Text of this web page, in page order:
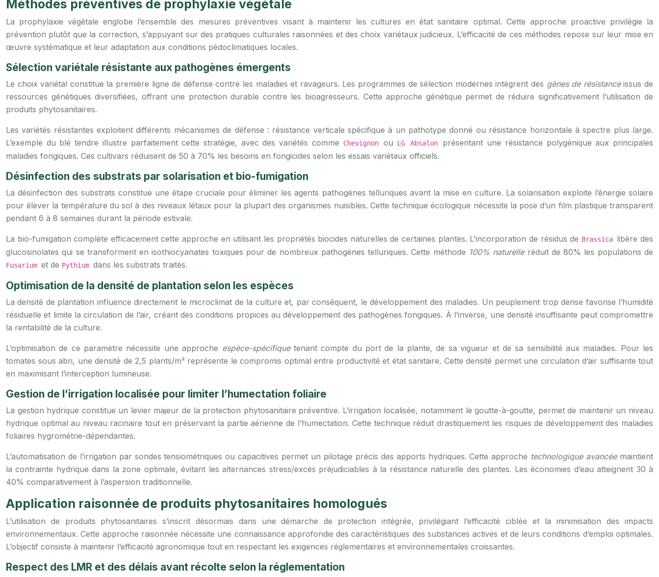
Méthodes préventives de prophylaxie végétale
La prophylaxie végétale englobe l’ensemble des mesures préventives visant à maintenir les cultures en état sanitaire optimal. Cette approche proactive privilégie la
prévention plutôt que la correction, s’appuyant sur des pratiques culturales raisonnées et des choix variétaux judicieux. L’efficacité de ces méthodes repose sur leur mise en
œuvre systématique et leur adaptation aux conditions pédoclimatiques locales.
Sélection variétale résistante aux pathogènes émergents
Le choix variétal constitue la première ligne de défense contre les maladies et ravageurs. Les programmes de sélection modernes intègrent des gènes de résistanceissus de
ressources génétiques diversifiées, offrant une protection durable contre les bioagresseurs. Cette approche génétique permet de réduire significativement l’utilisation de
produits phytosanitaires.
Les variétés résistantes exploitent différents mécanismes de défense : résistance verticale spécifique à un pathotype donné ou résistance horizontale à spectre plus large.
L’exemple du blé tendre illustre parfaitement cette stratégie, avec des variétés comme
Chevignonou LG Absalon présentant une résistance polygénique aux principales
maladies fongiques. Ces cultivars réduisent de 50 à 70% les besoins en fongicides selon les essais variétaux officiels.
Désinfection des substrats par solarisation et bio-fumigation
La désinfection des substrats constitue une étape cruciale pour éliminer les agents pathogènes telluriques avant la mise en culture. La solarisation exploite l’énergie solaire
pour élever la température du sol à des niveaux létaux pour la plupart des organismes nuisibles. Cette technique écologique nécessite la pose d’un film plastique transparent
pendant 6 à 8 semaines durant la période estivale.
La bio-fumigation complète efficacement cette approche en utilisant les propriétés biocides naturelles de certaines plantes. L’incorporation de résidus de Brassica libère des
glucosinolates qui se transforment en isothiocyanates toxiques pour de nombreux pathogènes telluriques. Cette méthode 100% naturelle réduit de 80% les populations de
Fusarium et de Pythium dans les substrats traités.
Optimisation de la densité de plantation selon les espèces
La densité de plantation influence directement le microclimat de la culture et, par conséquent, le développement des maladies. Un peuplement trop dense favorise l’humidité
résiduelle et limite la circulation de l’air, créant des conditions propices au développement des pathogènes fongiques. À l’inverse, une densité insuffisante peut compromettre
la rentabilité de la culture.
L’optimisation de ce paramètre nécessite une approche espèce-spécifique tenant compte du port de la plante, de sa vigueur et de sa sensibilité aux maladies. Pour les
tomates sous abri, une densité de 2,5 plants/m² représente le compromis optimal entre productivité et état sanitaire. Cette densité permet une circulation d’air suffisante tout
en maximisant l’interception lumineuse.
Gestion de l’irrigation localisée pour limiter l’humectation foliaire
La gestion hydrique constitue un levier majeur de la protection phytosanitaire préventive. L’irrigation localisée, notamment le goutte-à-goutte, permet de maintenir un niveau
hydrique optimal au niveau racinaire tout en préservant la partie aérienne de l’humectation. Cette technique réduit drastiquement les risques de développement des maladies
foliaires hygrométrie-dépendantes.
L’automatisation de l’irrigation par sondes tensiométriques ou capacitives permet un pilotage précis des apports hydriques. Cette approche technologique avancée maintient
la contrainte hydrique dans la zone optimale, évitant les alternances stress/excès préjudiciables à la résistance naturelle des plantes. Les économies d’eau atteignent 30 à
40% comparativement à l’aspersion traditionnelle.
Application raisonnée de produits phytosanitaires homologués
L’utilisation de produits phytosanitaires s’inscrit désormais dans une démarche de protection intégrée, privilégiant l’efficacité ciblée et la minimisation des impacts
environnementaux. Cette approche raisonnée nécessite une connaissance approfondie des caractéristiques des substances actives et de leurs conditions d’emploi optimales.
L’objectif consiste à maintenir l’efficacité agronomique tout en respectant les exigences réglementaires et environnementales croissantes.
Respect des LMR et des délais avant récolte selon la réglementation